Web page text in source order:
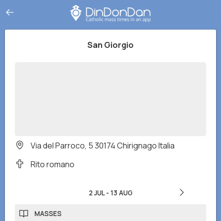
San Giorgio
Via del Parroco, 5 30174 Chirignago Italia
Rito romano
2 JUL- 13 AUG
MASSES